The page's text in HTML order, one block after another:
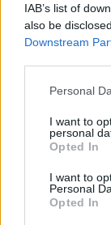
IAB’s list of
also be
Downstream
Personal
I want to
personal
Opted In
I want to
Personal
Opted In
Więcej
sinnopsyy to